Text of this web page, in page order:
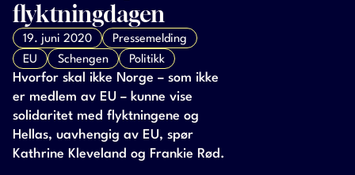
flyktningdagen
19. juni 2020
Pressemelding
EU
Schengen Politikk
Hvorfor skal ikke Norge – som ikke
er medlem av EU – kunne vise
solidaritet med flyktningene og
Hellas, uavhengig av EU, spør
Kathrine Kleveland og Frankie Rød.